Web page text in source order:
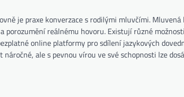
je praxe konverzace s rodilými mluvčími.
porozumění reálnému hovoru. Existují různé
online platformy pro sdílení jazykových
ale s pevnou vírou ve své schopnosti lze